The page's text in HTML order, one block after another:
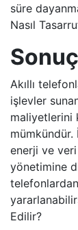
süre
Nasıl
Sonuç
Akıllı
işlevler
maliyetlerini
mümkündür.
enerji ve
yönetimine
Edilir?